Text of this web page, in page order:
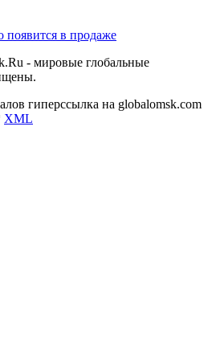
появится в продаже
- мировые глобальные
гиперссылка на globalomsk.com
XML